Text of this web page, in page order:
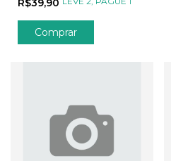
R$39,90
Comprar